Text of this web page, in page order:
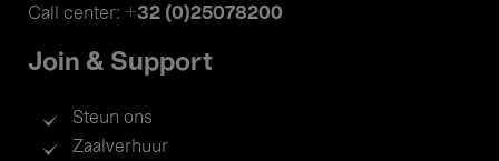
Call center: +32 (0)25078200
Join & Support
Steun ons
Zaalverhuur